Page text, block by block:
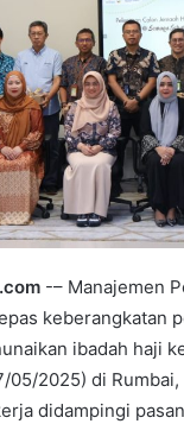
-– Manajemen
keberangkatan
ibadah haji
05/2025) di
didampingi